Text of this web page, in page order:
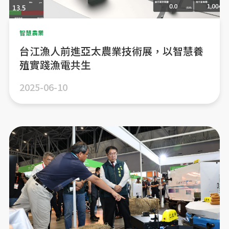
台江漁人前進亞太農業技術展，以智慧養
殖實踐漁電共生
智慧農業
2025-06-10